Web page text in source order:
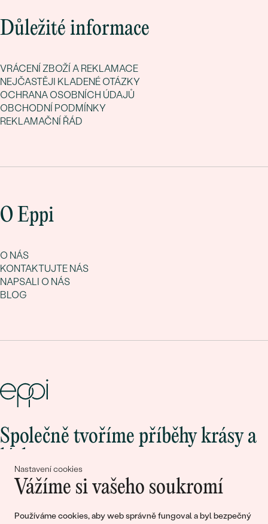
Nastavení cookies
Vážíme si vašeho soukromí
Používáme cookies, aby web správně fungoval a byl bezpečný
Důležité informace
VRÁCENÍ ZBOŽÍ A REKLAMACE
NEJČASTĚJI KLADENÉ OTÁZKY
OCHRANA OSOBNÍCH ÚDAJŮ
OBCHODNÍ PODMÍNKY
REKLAMAČNÍ ŘÁD
O Eppi
O NÁS
KONTAKTUJTE NÁS
NAPSALI O NÁS
BLOG
Společně tvoříme příběhy krásy a
Připojte se k nám!